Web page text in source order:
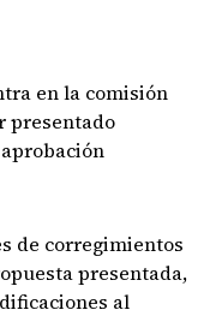
en la comisión
presentado
de corregimientos
presentada,
al